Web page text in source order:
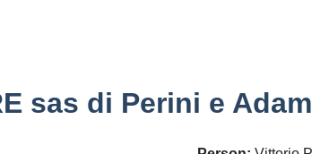
sas di Perini e